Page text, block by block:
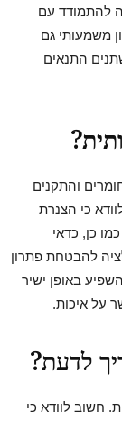
להתמודד עם
משמעותי גם
התנאים
והתקנים
כי הצנרת
כן, כדאי
להבטחת פתרון
באופן ישיר
על איכות.
לדעת?
חשוב לוודא כי